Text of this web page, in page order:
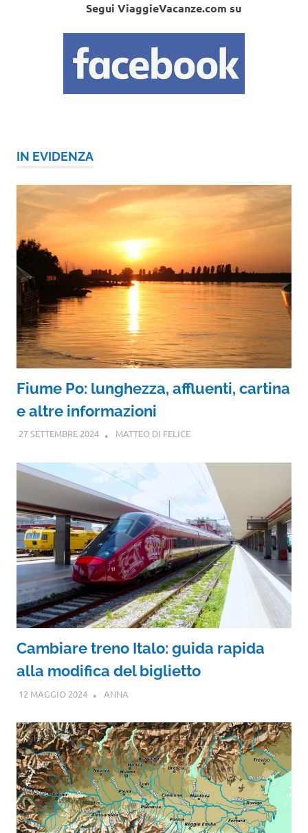
Segui ViaggieVacanze.com su
IN EVIDENZA
Fiume Po: lunghezza, affluenti, cartina
e altre informazioni
27 SETTEMBRE 2024 MATTEO DI FELICE
Cambiare treno Italo: guida rapida
alla modifica del biglietto
12 MAGGIO 2024 ANNA